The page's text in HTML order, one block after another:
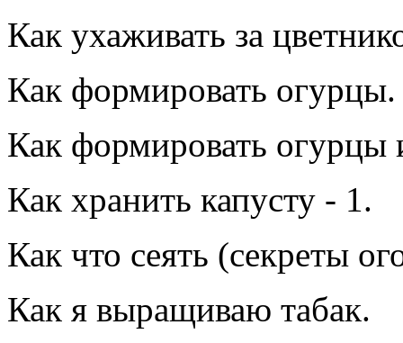
Как ухаживать за
Как формировать огурцы.
Как формировать огурцы
Как хранить капусту - 1.
Как что сеять (секреты
Как я выращиваю табак.